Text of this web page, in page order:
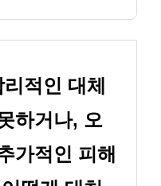
적인 대체
하거나, 오
가적인 피해